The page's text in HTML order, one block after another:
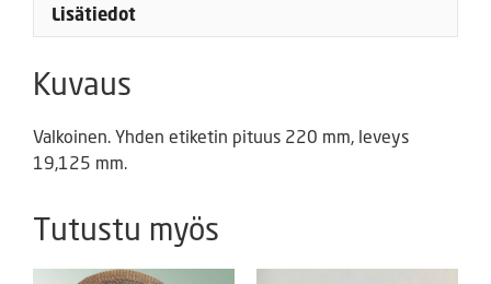
Lisätiedot
Kuvaus
Valkoinen. Yhden etiketin pituus 220 mm, leveys
19,125 mm.
Tutustu myös